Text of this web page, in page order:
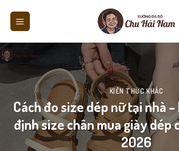
KIẾN THỨC KHÁC
Cách đo size dép nữ tại nhà
định size chân mua giày dép
2026